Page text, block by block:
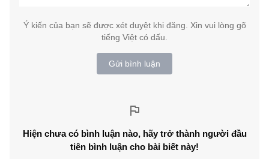
Ý kiến của bạn sẽ được xét duyệt khi đăng. Xin vui lòng gõ
tiếng Việt có dấu.
Gửi bình luận
Hiện chưa có bình luận nào, hãy trở thành người đầu
tiên bình luận cho bài biết này!